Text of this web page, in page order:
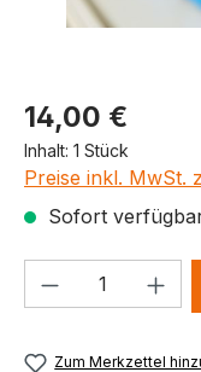
Produktpreis
14,00 €
Inhalt: 1 Stück
Preise inkl. MwSt.
Sofort
Produkt
Zum Merkzettel